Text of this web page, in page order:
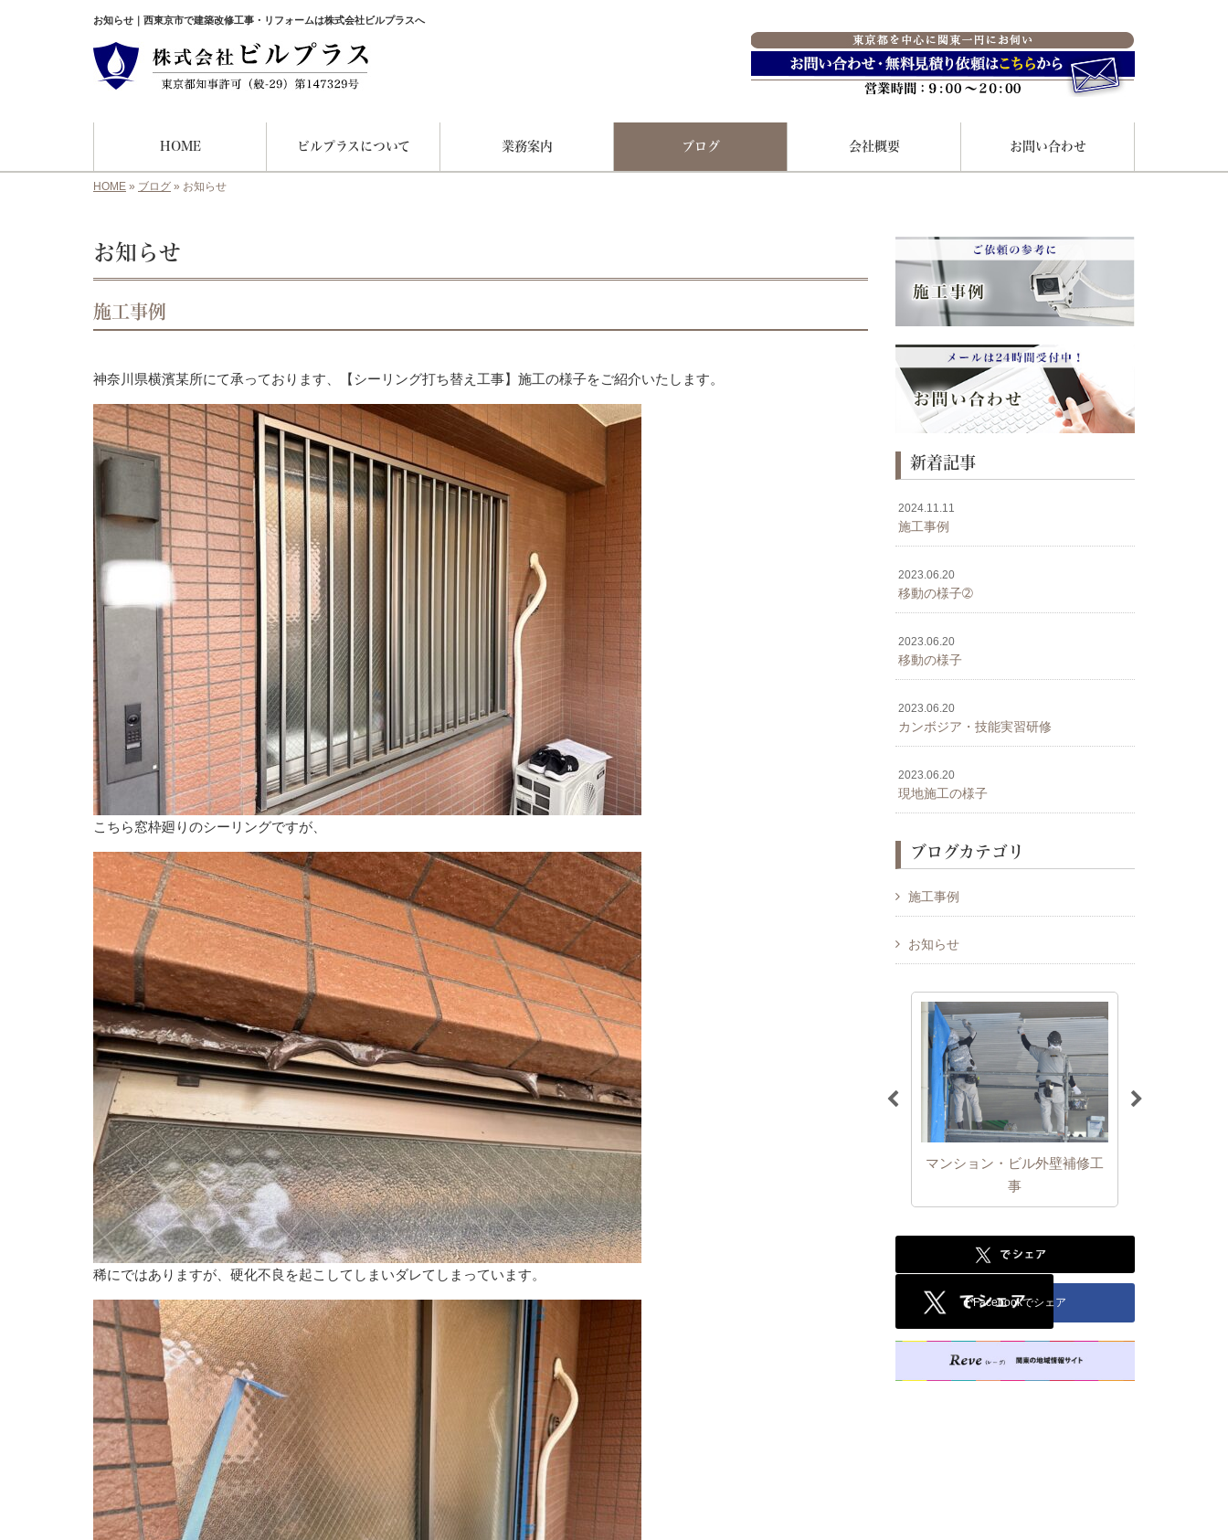
お知らせ｜西東京市で建築改修工事・リフォームは株式会社ビルプラスへ
HOME ビルプラスについて 業務案内 ブログ 会社概要 お問い合わせ
HOME » ブログ » お知らせ
お知らせ
施工事例
神奈川県横濱某所にて承っております、【シーリング打ち替え工事】施工の様子をご紹介いたします。
こちら窓枠廻りのシーリングですが、
稀にではありますが、硬化不良を起こしてしまいダレてしまっています。
新着記事
2024.11.11
施工事例
2023.06.20
移動の様子➁
2023.06.20
移動の様子
2023.06.20
カンボジア・技能実習研修
2023.06.20
現地施工の様子
ブログカテゴリ
施工事例
お知らせ
アフターメンテナンス工事 建築改修・内装工事 漏水調査・防水工事
Facebookでシェア